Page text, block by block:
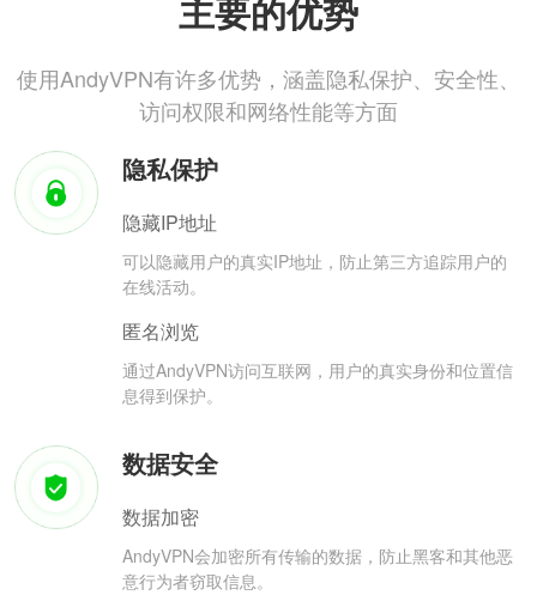
主要的优势
使用AndyVPN有许多优势，涵盖隐私保护、安全性、
访问权限和网络性能等方面
隐私保护
隐藏IP地址
可以隐藏用户的真实IP地址，防止第三方追踪用户的
在线活动。
匿名浏览
通过AndyVPN访问互联网，用户的真实身份和位置信
息得到保护。
数据安全
数据加密
AndyVPN会加密所有传输的数据，防止黑客和其他恶
意行为者窃取信息。